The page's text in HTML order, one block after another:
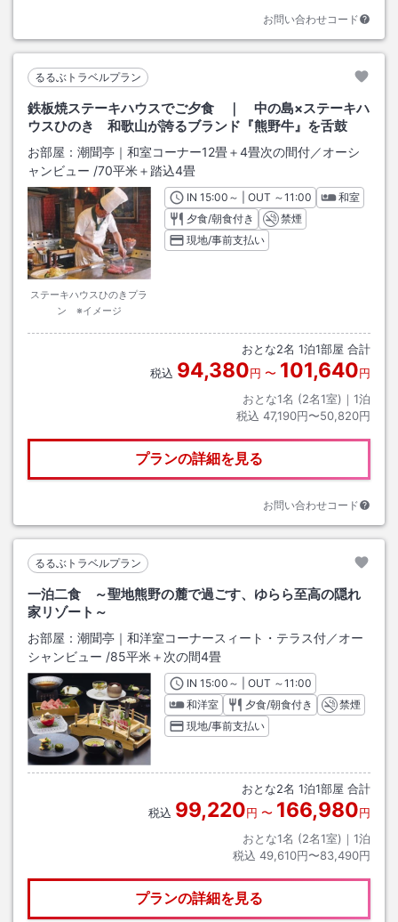
お問い合わせコード
るるぶトラベルプラン
鉄板焼ステーキハウスでご夕食 ｜ 中の島×ステーキハ
ウスひのき 和歌山が誇るブランド『熊野牛』を舌鼓
お部屋： 潮聞亭｜和室コーナー12畳＋4畳次の間付／オーシ
ャンビュー /70平米＋踏込4畳
ステーキハウスひのきプラ
ン ※イメージ
INチェックイン
15:00 ～ | OUT チェックアウト
～11:00
和室
夕食/朝食付き
禁煙
現地/事前支払い
おとな2名 1泊1部屋 合計
税込 94,380円 〜 101,640円
おとな1名 (2名1室)｜ 1泊
税込 47,190円〜50,820円
プランの詳細を見る
お問い合わせコード
るるぶトラベルプラン
一泊二食 ～聖地熊野の麓で過ごす、ゆらら至高の隠れ
家リゾート～
お部屋： 潮聞亭｜和洋室コーナースィート・テラス付／オー
シャンビュー /85平米＋次の間4畳
INチェックイン
15:00 ～ | OUT チェックアウト
～11:00
和洋室
夕食/朝食付き
禁煙
現地/事前支払い
おとな2名 1泊1部屋 合計
税込 99,220円 〜 166,980円
おとな1名 (2名1室)｜ 1泊
税込 49,610円〜83,490円
プランの詳細を見る